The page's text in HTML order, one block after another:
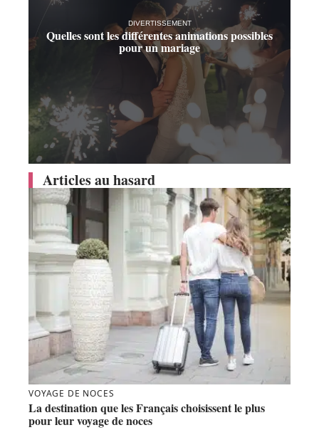
DIVERTISSEMENT
Quelles sont les différentes animations possibles
pour un mariage
Articles au hasard
VOYAGE DE NOCES
La destination que les Français choisissent le plus
pour leur voyage de noces